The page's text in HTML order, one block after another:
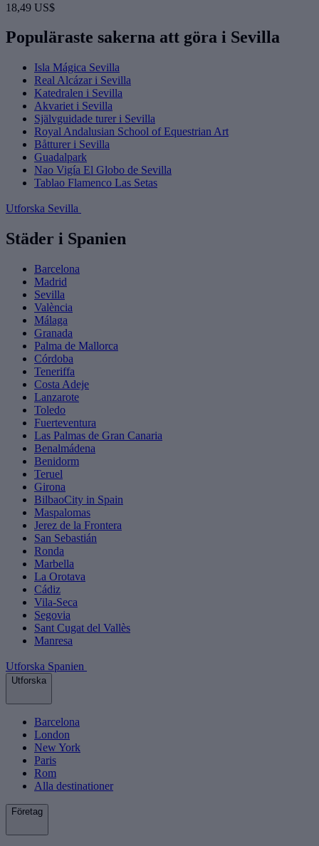
18,49 US$
Populäraste sakerna att göra i Sevilla
Isla Mágica Sevilla
Real Alcázar i Sevilla
Katedralen i Sevilla
Akvariet i Sevilla
Självguidade turer i Sevilla
Royal Andalusian School of Equestrian Art
Båtturer i Sevilla
Guadalpark
Nao Vigía El Globo de Sevilla
Tablao Flamenco Las Setas
Utforska Sevilla
Städer i Spanien
Barcelona
Madrid
Sevilla
València
Málaga
Granada
Palma de Mallorca
Córdoba
Teneriffa
Costa Adeje
Lanzarote
Toledo
Fuerteventura
Las Palmas de Gran Canaria
Benalmádena
Benidorm
Teruel
Girona
BilbaoCity in Spain
Maspalomas
Jerez de la Frontera
San Sebastián
Ronda
Marbella
La Orotava
Cádiz
Vila-Seca
Segovia
Sant Cugat del Vallès
Manresa
Utforska Spanien
Utforska
Barcelona
London
New York
Paris
Rom
Alla destinationer
Företag